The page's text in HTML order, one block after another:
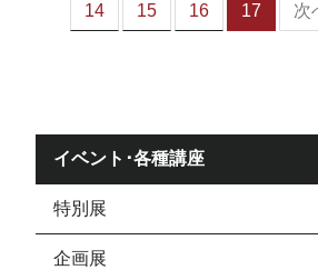
14 15 16 17
（こ
次
イベント･各種講座
特別展
企画展